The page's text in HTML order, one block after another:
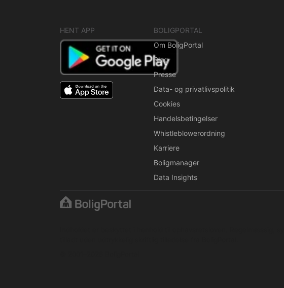
HENT APP
BOLIGPORTAL
Om BoligPortal
Blog
Presse
Data- og privatlivspolitik
Cookies
Handelsbetingelser
Whistleblowerordning
Karriere
Boligmanager
Data Insights